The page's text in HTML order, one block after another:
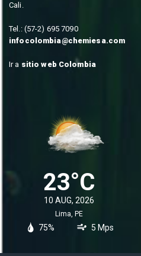
Cali.
Tel.: (57-2) 695 7090
infocolombia@chemiesa.com
Ir a sitio web Colombia
23°C
10 AUG, 2026
Lima, PE
75% 5 Mps